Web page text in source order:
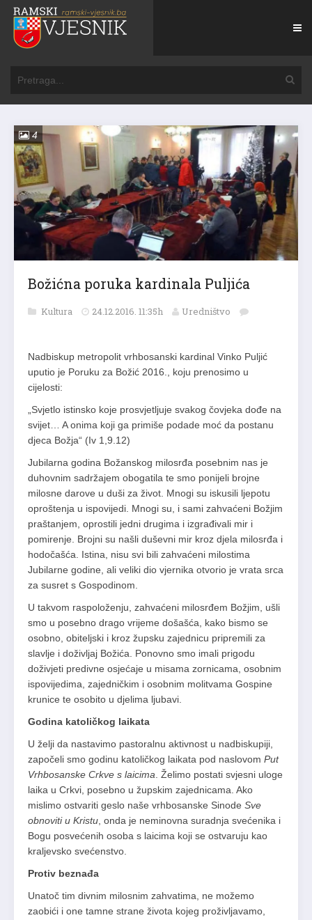
4
Božićna poruka kardinala Puljića
Kultura 24.12.2016. 11:35h Uredništvo
Nadbiskup metropolit vrhbosanski kardinal Vinko Puljić
uputio je Poruku za Božić 2016., koju prenosimo u
cijelosti:
„Svjetlo istinsko koje prosvjetljuje svakog čovjeka dođe na
svijet… A onima koji ga primiše podade moć da postanu
djeca Božja“ (Iv 1,9.12)
Jubilarna godina Božanskog milosrđa posebnim nas je
duhovnim sadržajem obogatila te smo ponijeli brojne
milosne darove u duši za život. Mnogi su iskusili ljepotu
oproštenja u ispovijedi. Mnogi su, i sami zahvaćeni Božjim
praštanjem, oprostili jedni drugima i izgrađivali mir i
pomirenje. Brojni su našli duševni mir kroz djela milosrđa i
hodočašća. Istina, nisu svi bili zahvaćeni milostima
Jubilarne godine, ali veliki dio vjernika otvorio je vrata srca
za susret s Gospodinom.
U takvom raspoloženju, zahvaćeni milosrđem Božjim, ušli
smo u posebno drago vrijeme došašća, kako bismo se
osobno, obiteljski i kroz župsku zajednicu pripremili za
slavlje i doživljaj Božića. Ponovno smo imali prigodu
doživjeti predivne osjećaje u misama zornicama, osobnim
ispovijedima, zajedničkim i osobnim molitvama Gospine
krunice te osobito u djelima ljubavi.
Godina katoličkog laikata
U želji da nastavimo pastoralnu aktivnost u nadbiskupiji,
započeli smo godinu katoličkog laikata pod naslovom Put
Vrhbosanske Crkve s laicima . Želimo postati svjesni uloge
laika u Crkvi, posebno u župskim zajednicama. Ako
mislimo ostvariti geslo naše vrhbosanske Sinode Sve
obnoviti u Kristu , onda je neminovna suradnja svećenika i
Bogu posvećenih osoba s laicima koji se ostvaruju kao
kraljevsko svećenstvo.
Protiv beznađa
Unatoč tim divnim milosnim zahvatima, ne možemo
zaobići i one tamne strane života kojeg proživljavamo,